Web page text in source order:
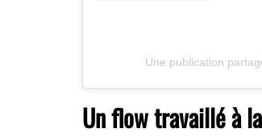
Une publication
Un flow travaillé à